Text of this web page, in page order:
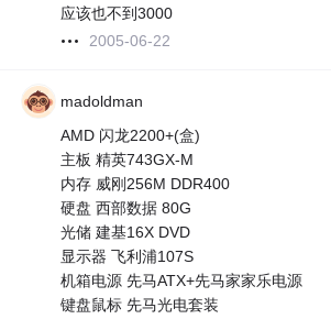
应该也不到3000
2005-06-22
madoldman
AMD 闪龙2200+(盒)
主板 精英743GX-M
内存 威刚256M DDR400
硬盘 西部数据 80G
光储 建基16X DVD
显示器 飞利浦107S
机箱电源 先马ATX+先马家家乐电源
键盘鼠标 先马光电套装